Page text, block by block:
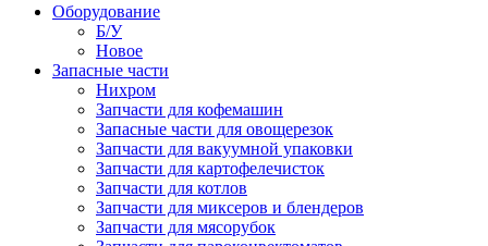
Оборудование
Б/У
Новое
Запасные части
Нихром
Запчасти для кофемашин
Запасные части для овощерезок
Запчасти для вакуумной упаковки
Запчасти для картофелечисток
Запчасти для котлов
Запчасти для миксеров и блендеров
Запчасти для мясорубок